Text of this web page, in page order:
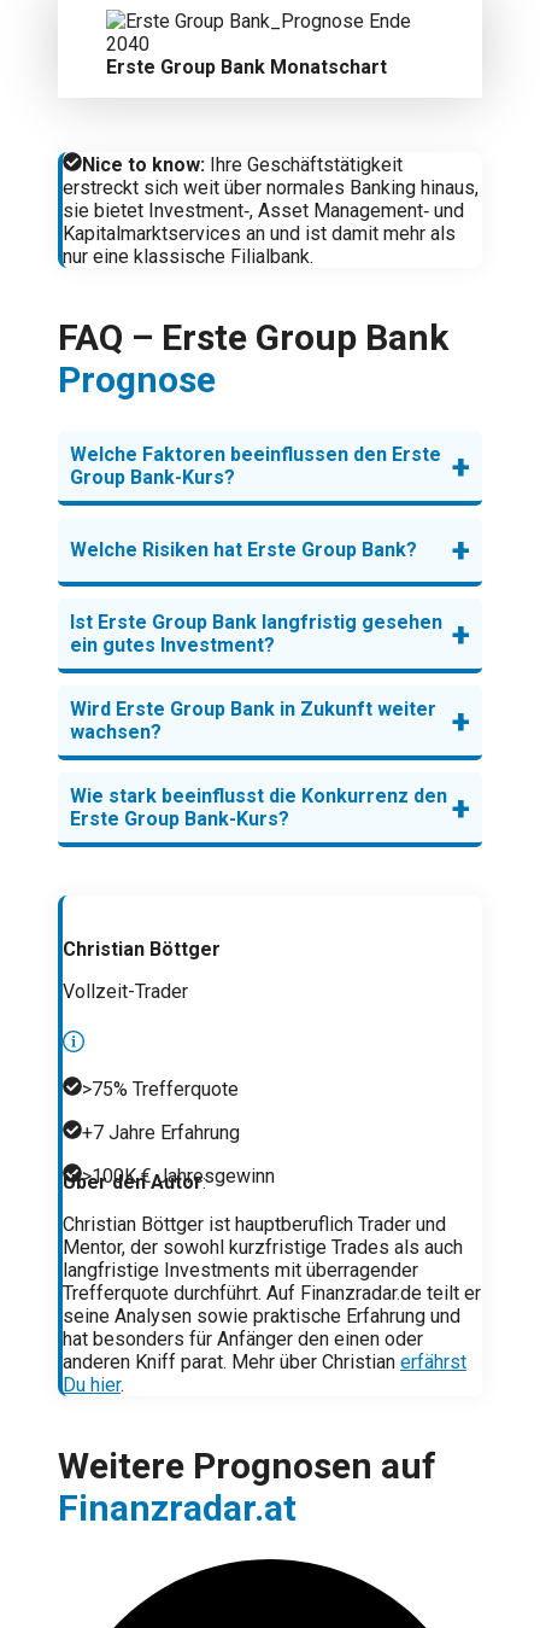
Erste Group Bank Monatschart
Nice to know: Ihre Geschäftstätigkeit
erstreckt sich weit über normales Banking hinaus,
sie bietet Investment‑, Asset Management‑ und
Kapitalmarktservices an und ist damit mehr als
nur eine klassische Filialbank.
FAQ – Erste Group Bank
Prognose
Welche Faktoren beeinflussen den Erste
Group Bank-Kurs?
+
Welche Risiken hat Erste Group Bank? +
Ist Erste Group Bank langfristig gesehen
ein gutes Investment?
+
Wird Erste Group Bank in Zukunft weiter
wachsen?
+
Wie stark beeinflusst die Konkurrenz den
Erste Group Bank-Kurs?
+
Christian Böttger
Vollzeit-Trader
>75% Trefferquote
+7 Jahre Erfahrung
>100K € Jahresgewinn
Über den Autor:
Christian Böttger ist hauptberuflich Trader und
Mentor, der sowohl kurzfristige Trades als auch
langfristige Investments mit überragender
Trefferquote durchführt. Auf Finanzradar.de teilt er
seine Analysen sowie praktische Erfahrung und
hat besonders für Anfänger den einen oder
anderen Kniff parat. Mehr über Christian erfährst
Du hier.
Weitere Prognosen auf
Finanzradar.at